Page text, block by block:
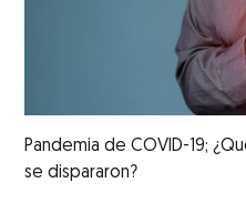
Pandemia de COVID-19;
se dispararon?